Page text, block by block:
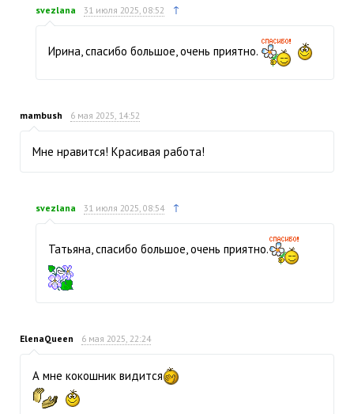
svezlana 31 июля 2025, 08:52 ↑
Ирина, спасибо большое, очень приятно.
mambush 6 мая 2025, 14:52
Мне нравится! Красивая работа!
svezlana 31 июля 2025, 08:54 ↑
Татьяна, спасибо большое, очень приятно.
ElenaQueen 6 мая 2025, 22:24
А мне кокошник видится